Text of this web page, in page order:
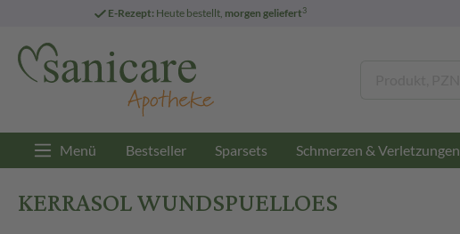
E-Rezept: Heute bestellt, morgen geliefert3
Menü Bestseller Sparsets Schmerzen & Verletzungen
KERRASOL WUNDSPUELLOES